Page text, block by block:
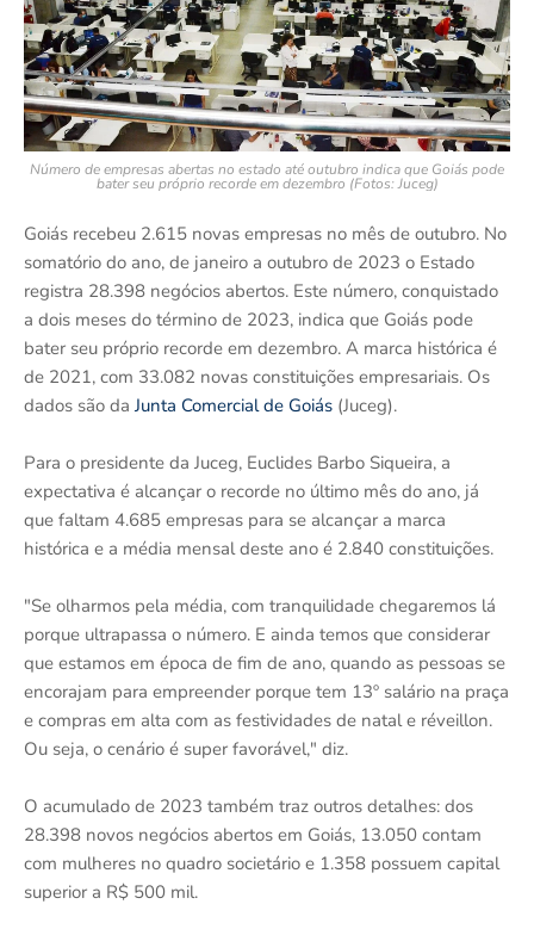
Número de empresas abertas no estado até outubro indica que Goiás pode
bater seu próprio recorde em dezembro (Fotos: Juceg)
Goiás recebeu 2.615 novas empresas no mês de outubro. No
somatório do ano, de janeiro a outubro de 2023 o Estado
registra 28.398 negócios abertos. Este número, conquistado
a dois meses do término de 2023, indica que Goiás pode
bater seu próprio recorde em dezembro. A marca histórica é
de 2021, com 33.082 novas constituições empresariais. Os
dados são da Junta Comercial de Goiás (Juceg).
Para o presidente da Juceg, Euclides Barbo Siqueira, a
expectativa é alcançar o recorde no último mês do ano, já
que faltam 4.685 empresas para se alcançar a marca
histórica e a média mensal deste ano é 2.840 constituições.
"Se olharmos pela média, com tranquilidade chegaremos lá
porque ultrapassa o número. E ainda temos que considerar
que estamos em época de fim de ano, quando as pessoas se
encorajam para empreender porque tem 13º salário na praça
e compras em alta com as festividades de natal e réveillon.
Ou seja, o cenário é super favorável," diz.
O acumulado de 2023 também traz outros detalhes: dos
28.398 novos negócios abertos em Goiás, 13.050 contam
com mulheres no quadro societário e 1.358 possuem capital
superior a R$ 500 mil.